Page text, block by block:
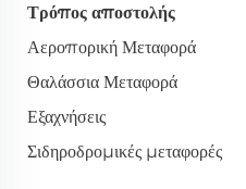
Τρόπος αποστολής
Αεροπορική Μεταφορά
Θαλάσσια Μεταφορά
Εξαχνήσεις
Σιδηροδρομικές μεταφορές